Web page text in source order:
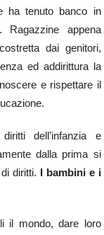
ha tenuto banco in
. Ragazzine appena
dai genitori,
ed addirittura la
e rispettare il
dell’infanzia e
dalla prima si
diritti. I bambini e i
il mondo, dare loro